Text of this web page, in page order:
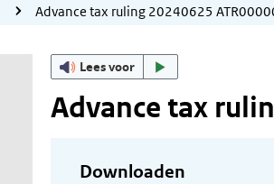
Advance tax ruling 20240625
Lees voor
Advance tax
Downloaden